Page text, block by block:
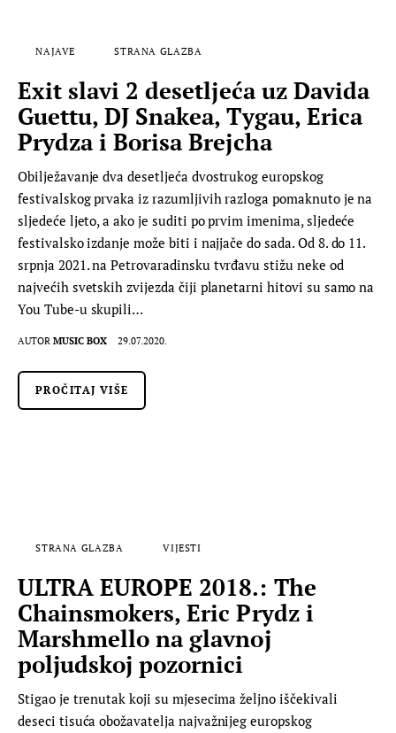
NAJAVE STRANA GLAZBA
Exit slavi 2 desetljeća uz Davida
Guettu, DJ Snakea, Tygau, Erica
Prydza i Borisa Brejcha
Obilježavanje dva desetljeća dvostrukog europskog
festivalskog prvaka iz razumljivih razloga pomaknuto je na
sljedeće ljeto, a ako je suditi po prvim imenima, sljedeće
festivalsko izdanje može biti i najjače do sada. Od 8. do 11.
srpnja 2021. na Petrovaradinsku tvrđavu stižu neke od
najvećih svetskih zvijezda čiji planetarni hitovi su samo na
You Tube-u skupili…
AUTOR MUSIC BOX 29.07.2020.
PROČITAJ VIŠE
STRANA GLAZBA VIJESTI
ULTRA EUROPE 2018.: The
Chainsmokers, Eric Prydz i
Marshmello na glavnoj
poljudskoj pozornici
Stigao je trenutak koji su mjesecima željno iščekivali
deseci tisuća obožavatelja najvažnijeg europskog